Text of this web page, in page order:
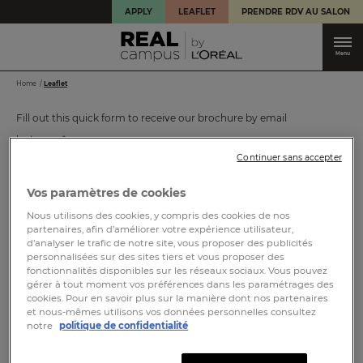
APPLY LEAFLET PRENDRE RDV AU SALON
Menu
BREADCRUMB
Home Leaflet
Fill out this quick form to receive our brochure by email
Last name
First name
Email address
Niveau d'étude actuel
- Select -
Vos paramètres de cookies
Nous utilisons des cookies, y compris des cookies de nos
partenaires, afin d’améliorer votre expérience utilisateur,
d’analyser le trafic de notre site, vous proposer des publicités
personnalisées sur des sites tiers et vous proposer des
fonctionnalités disponibles sur les réseaux sociaux. Vous pouvez
gérer à tout moment vos préférences dans les paramétrages des
cookies. Pour en savoir plus sur la manière dont nos partenaires
et nous-mêmes utilisons vos données personnelles consultez
notre politique de confidentialité
Continuer sans accepter